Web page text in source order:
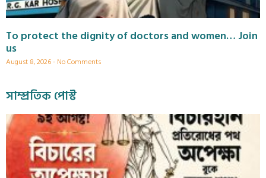
To protect the dignity of doctors and women… Join
us
August 8, 2026 No Comments
সাম্প্রতিক পোস্ট